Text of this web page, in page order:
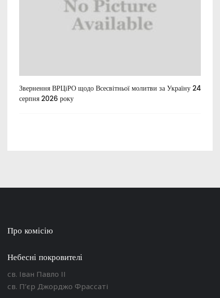
Звернення ВРЦіРО щодо Всесвітньої молитви за Україну 24
серпня 2026 року
Про комісію
Небесні покровителі
св. Іван Павло ІІ
св. П’єр Джорджо Фрассаті